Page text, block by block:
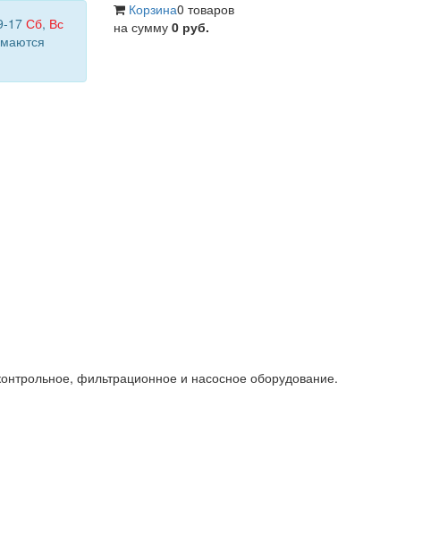
17 Сб, Вс
Корзина0 товаров
на сумму 0 руб.
фильтрационное и насосное оборудование.